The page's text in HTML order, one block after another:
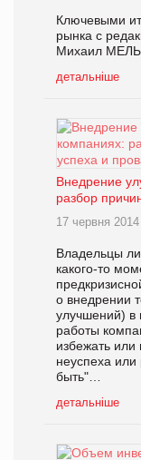
Ключевыми
рынка с
Михаил
детальніше
Внедрение
разбор
17 червня 2014
Владельцы
какого-то
о внедрении
улучшений) в
работы
избежать или
неуспеха
быть"…
детальніше